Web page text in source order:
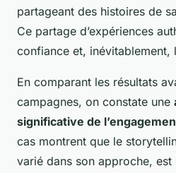
partageant des histoires de
Ce partage d’expériences
confiance et, inévitablement,
En comparant les résultats
campagnes, on constate une
significative de
cas montrent que le
varié dans son approche, est